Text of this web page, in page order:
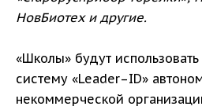
НовБиотех и другие.
«Школы» будут
систему «Leader–ID»
некоммерческой